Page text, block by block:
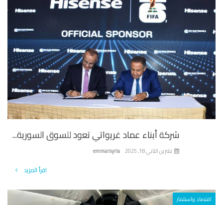
شركة أبناء عماد غريواتي تعود للسوق السورية...
emmarsyria تشرين الثاني 18, 2025
اقرأ المزيد
واستثمار